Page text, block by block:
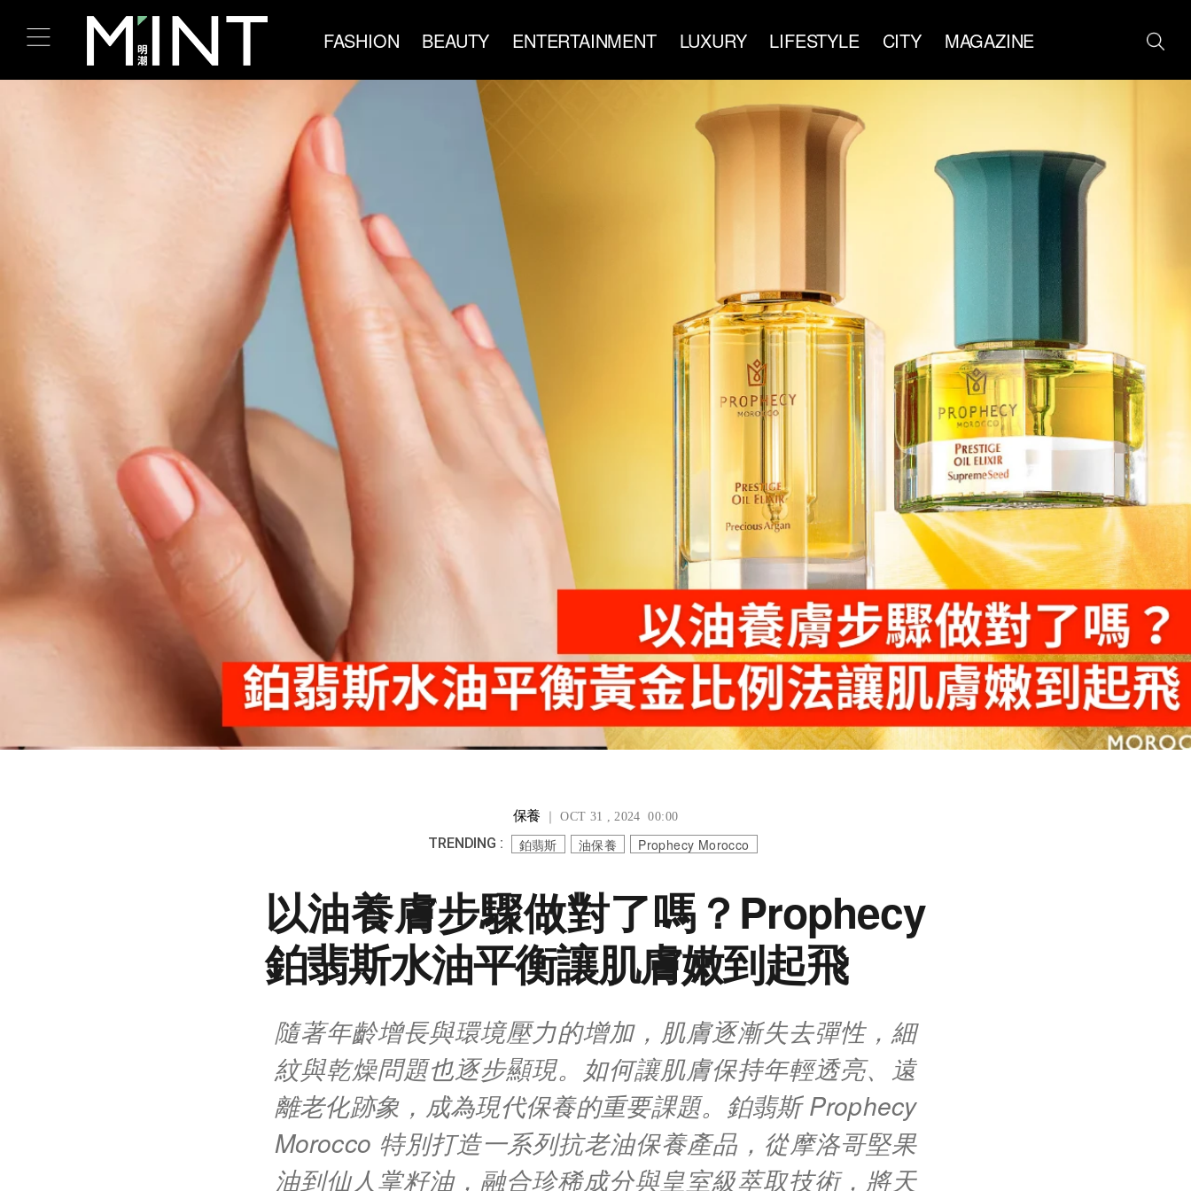
FASHION BEAUTY ENTERTAINMENT LUXURY LIFESTYLE CITY MAGAZINE
保養 ｜ OCT 31 , 2024 00:00
TRENDING : 鉑翡斯 油保養 Prophecy Morocco
以油養膚步驟做對了嗎？Prophecy
鉑翡斯水油平衡讓肌膚嫩到起飛
隨著年齡增長與環境壓力的增加，肌膚逐漸失去彈性，細
紋與乾燥問題也逐步顯現。如何讓肌膚保持年輕透亮、遠
離老化跡象，成為現代保養的重要課題。鉑翡斯 Prophecy
Morocco 特別打造一系列抗老油保養產品，從摩洛哥堅果
油到仙人掌籽油，融合珍稀成分與皇室級萃取技術，將天